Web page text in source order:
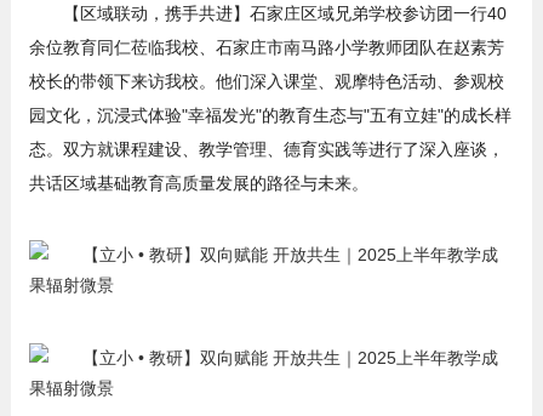
【区域联动，携手共进】石家庄区域兄弟学校参访团一行40
余位教育同仁莅临我校、石家庄市南马路小学教师团队在赵素芳
校长的带领下来访我校。他们深入课堂、观摩特色活动、参观校
园文化，沉浸式体验"幸福发光"的教育生态与"五有立娃"的成长样
态。双方就课程建设、教学管理、德育实践等进行了深入座谈，
共话区域基础教育高质量发展的路径与未来。